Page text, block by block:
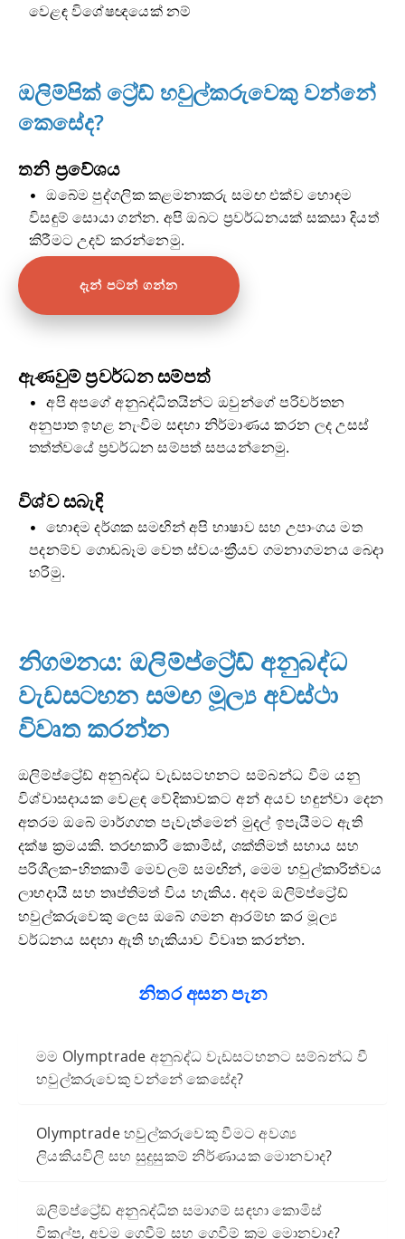
වෙළඳ විශේෂඥයෙක් නම්
ඔලිම්පික් ට්‍රේඩ් හවුල්කරුවෙකු වන්නේ
කෙසේද?
තනි ප්‍රවේශය
ඔබේම පුද්ගලික කළමනාකරු සමඟ එක්ව හොඳම
විසඳුම් සොයා ගන්න. අපි ඔබට ප්‍රවර්ධනයක් සකසා දියත්
කිරීමට උදව් කරන්නෙමු.
දැන් පටන් ගන්න
ඇණවුම් ප්‍රවර්ධන සම්පත්
අපි අපගේ අනුබද්ධිතයින්ට ඔවුන්ගේ පරිවර්තන
අනුපාත ඉහළ නැංවීම සඳහා නිර්මාණය කරන ලද උසස්
තත්ත්වයේ ප්‍රවර්ධන සම්පත් සපයන්නෙමු.
විශ්ව සබැඳි
හොඳම දර්ශක සමඟින් අපි භාෂාව සහ උපාංගය මත
පදනම්ව ගොඩබෑම වෙත ස්වයංක්‍රීයව ගමනාගමනය බෙදා
හරිමු.
නිගමනය: ඔලිම්ප්ට්‍රේඩ් අනුබද්ධ
වැඩසටහන සමඟ මූල්‍ය අවස්ථා
විවෘත කරන්න
ඔලිම්ප්ට්‍රේඩ් අනුබද්ධ වැඩසටහනට සම්බන්ධ වීම යනු
විශ්වාසදායක වෙළඳ වේදිකාවකට අන් අයව හඳුන්වා දෙන
අතරම ඔබේ මාර්ගගත පැවැත්මෙන් මුදල් ඉපැයීමට ඇති
දක්ෂ ක්‍රමයකි. තරඟකාරී කොමිස්, ශක්තිමත් සහාය සහ
පරිශීලක-හිතකාමී මෙවලම් සමඟින්, මෙම හවුල්කාරිත්වය
ලාභදායී සහ තෘප්තිමත් විය හැකිය. අදම ඔලිම්ප්ට්‍රේඩ්
හවුල්කරුවෙකු ලෙස ඔබේ ගමන ආරම්භ කර මූල්‍ය
වර්ධනය සඳහා ඇති හැකියාව විවෘත කරන්න.
නිතර අසන පැන
මම Olymptrade අනුබද්ධ වැඩසටහනට සම්බන්ධ වී
හවුල්කරුවෙකු වන්නේ කෙසේද?
Olymptrade හවුල්කරුවෙකු වීමට අවශ්‍ය
ලියකියවිලි සහ සුදුසුකම් නිර්ණායක මොනවාද?
ඔලිම්ප්ට්‍රේඩ් අනුබද්ධිත සමාගම් සඳහා කොමිස්
විකල්ප, අවම ගෙවීම් සහ ගෙවීම් ක්‍රම මොනවාද?